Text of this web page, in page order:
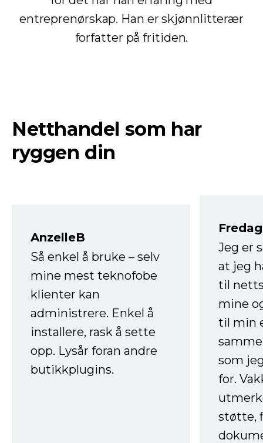
entreprenørskap. Han er skjønnlitterær
forfatter på fritiden.
Netthandel som har
ryggen din
AnzelleB
Så enkel å bruke – selv
mine mest teknofobe
klienter kan
administrere. Enkel å
installere, rask å sette
opp. Lysår foran andre
butikkplugins.
Jeg er
at jeg
til
mine
til min
som
for.
støtte,